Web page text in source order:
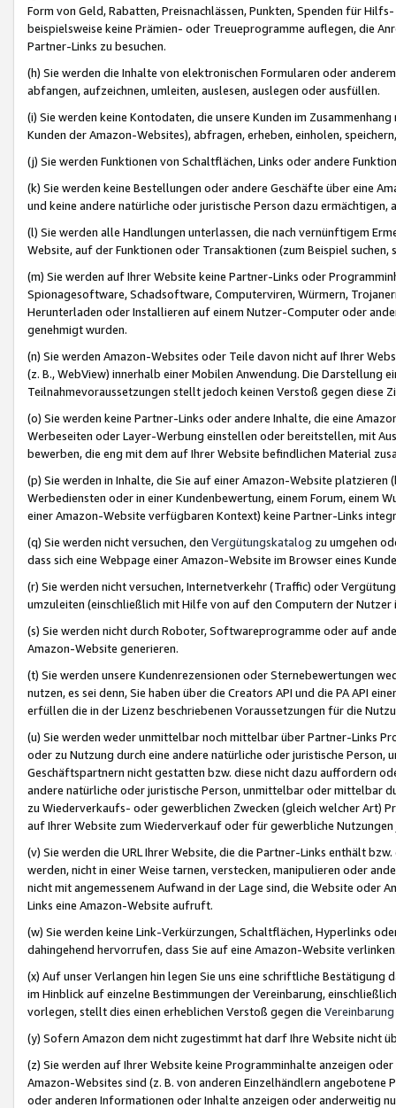
Form von Geld, Rabatten, Preisnachlässen, Punkten, Spenden für
beispielsweise keine Prämien- oder Treueprogramme auflegen, die
Partner-Links zu besuchen.
(h) Sie werden die Inhalte von elektronischen Formularen oder
abfangen, aufzeichnen, umleiten, auslesen, auslegen oder ausfüllen.
(i) Sie werden keine Kontodaten, die unsere Kunden im
Kunden der Amazon-Websites), abfragen, erheben, einholen,
(j) Sie werden Funktionen von Schaltflächen, Links oder andere
(k) Sie werden keine Bestellungen oder andere Geschäfte über eine
und keine andere natürliche oder juristische Person dazu
(l) Sie werden alle Handlungen unterlassen, die nach vernünftigem
Website, auf der Funktionen oder Transaktionen (zum Beispiel
(m) Sie werden auf Ihrer Website keine Partner-Links oder
Spionagesoftware, Schadsoftware, Computerviren, Würmern,
Herunterladen oder Installieren auf einem Nutzer-Computer oder
genehmigt wurden.
(n) Sie werden Amazon-Websites oder Teile davon nicht auf Ihrer
(z. B., WebView) innerhalb einer Mobilen Anwendung. Die Darstellung
Teilnahmevoraussetzungen stellt jedoch keinen Verstoß gegen diese
(o) Sie werden keine Partner-Links oder andere Inhalte, die eine
Werbeseiten oder Layer-Werbung einstellen oder bereitstellen, mit
bewerben, die eng mit dem auf Ihrer Website befindlichen Material
(p) Sie werden in Inhalte, die Sie auf einer Amazon-Website
Werbediensten oder in einer Kundenbewertung, einem Forum, einem
einer Amazon-Website verfügbaren Kontext) keine Partner-Links
(q) Sie werden nicht versuchen, den Vergütungskatalog zu umgehen
dass sich eine Webpage einer Amazon-Website im Browser eines
(r) Sie werden nicht versuchen, Internetverkehr (Traffic) oder
umzuleiten (einschließlich mit Hilfe von auf den Computern der
(s) Sie werden nicht durch Roboter, Softwareprogramme oder auf
Amazon-Website generieren.
(t) Sie werden unsere Kundenrezensionen oder Sternebewertungen
nutzen, es sei denn, Sie haben über die Creators API und die PA API
erfüllen die in der Lizenz beschriebenen Voraussetzungen für die
(u) Sie werden weder unmittelbar noch mittelbar über Partner-Links
oder zu Nutzung durch eine andere natürliche oder juristische
Geschäftspartnern nicht gestatten bzw. diese nicht dazu auffordern
andere natürliche oder juristische Person, unmittelbar oder mittelbar
zu Wiederverkaufs- oder gewerblichen Zwecken (gleich welcher Art)
auf Ihrer Website zum Wiederverkauf oder für gewerbliche
(v) Sie werden die URL Ihrer Website, die die Partner-Links enthält
werden, nicht in einer Weise tarnen, verstecken, manipulieren oder
nicht mit angemessenem Aufwand in der Lage sind, die Website oder
Links eine Amazon-Website aufruft.
(w) Sie werden keine Link-Verkürzungen, Schaltflächen, Hyperlinks
dahingehend hervorrufen, dass Sie auf eine Amazon-Website
(x) Auf unser Verlangen hin legen Sie uns eine schriftliche
im Hinblick auf einzelne Bestimmungen der Vereinbarung,
vorlegen, stellt dies einen erheblichen Verstoß gegen die Vereinbarung
(y) Sofern Amazon dem nicht zugestimmt hat darf Ihre Website nicht
(z) Sie werden auf Ihrer Website keine Programminhalte anzeigen
Amazon-Websites sind (z. B. von anderen Einzelhändlern
oder anderen Informationen oder Inhalte anzeigen oder anderweitig